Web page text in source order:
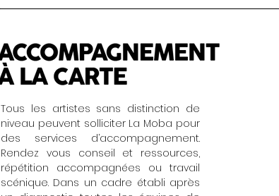
Tous les artistes sans distinction de
niveau peuvent solliciter La Moba pour
des services d’accompagnement.
Rendez vous conseil et ressources,
répétition accompagnées ou travail
scénique. Dans un cadre établi après